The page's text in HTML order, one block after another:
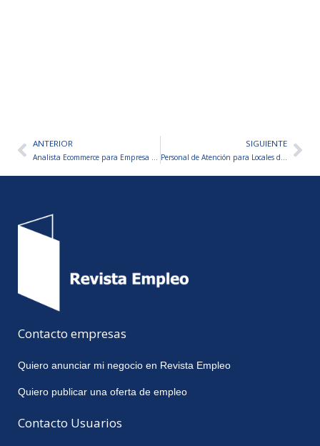
AntANTERIOR
Analista Ecommerce para Empresa de Productos Térmicos
SIGUIENTE
Personal de Atención para Locales de Comida Rápida
Contacto empresas
Quiero anunciar mi negocio en Revista Empleo
Quiero publicar una oferta de empleo
Contacto Usuarios